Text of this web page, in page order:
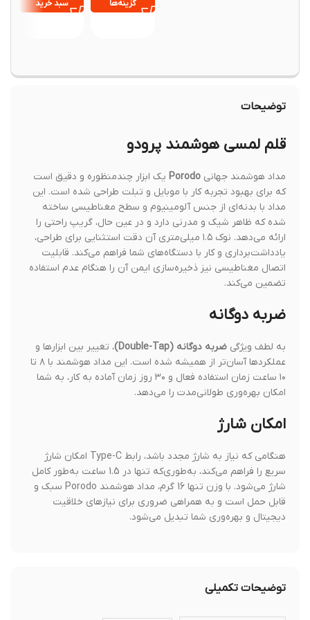
گزینه‌ها
Screwdriver
Set
سبد خرید
توضیحات
قلم لمسی هوشمند پرودو
مداد هوشمند جهانیPorodoیک ابزار چندمنظوره و دقیق است
که برای بهبود تجربه کار با موبایل و تبلت طراحی شده است. این
مداد با بدنه‌ای از جنس آلومینیوم و سطح مغناطیسی ساخته
شده که ظاهر شیک و مدرنی دارد و در عین حال، گریپ راحتی را
ارائه می‌دهد. نوک ۱.۵ میلی‌متری آن دقت استثنایی برای طراحی،
یادداشت‌برداری و کار با دستگاه‌های شما فراهم می‌کند. قابلیت
اتصال مغناطیسی نیز ذخیره‌سازی ایمن آن را هنگام عدم استفاده
تضمین می‌کند.
ضربه دوگانه
به لطف ویژگیضربه دوگانه (Double-Tap)
، تغییر بین ابزارها و
عملکردها آسان‌تر از همیشه شده است. این مداد هوشمند با ۸ تا
۱۰ ساعت زمان استفاده فعال و ۳۰ روز زمان آماده به کار، به شما
امکان بهره‌وری طولانی‌مدت را می‌دهد.
امکان شارژ
هنگامی که نیاز به شارژ مجدد باشد، رابط Type-C امکان شارژ
سریع را فراهم می‌کند، به‌طوری‌که تنها در 1.5 ساعت به‌طور کامل
شارژ می‌شود. با وزن تنها 16 گرم، مداد هوشمند Porodo سبک و
قابل حمل است و به همراهی ضروری برای نیازهای خلاقیت
دیجیتال و بهره‌وری شما تبدیل می‌شود.
توضیحات تکمیلی